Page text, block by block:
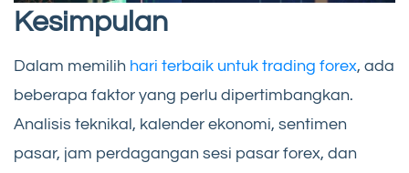
Kesimpulan
Dalam memilih hari terbaik untuk trading forex, ada
beberapa faktor yang perlu dipertimbangkan.
Analisis teknikal, kalender ekonomi, sentimen
pasar, jam perdagangan sesi pasar forex, dan